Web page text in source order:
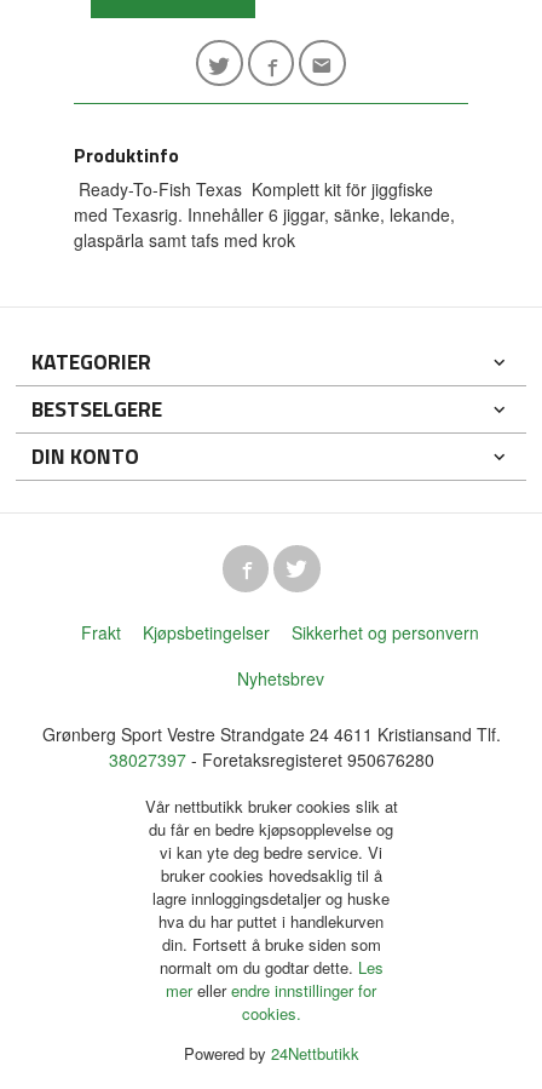
Produktinfo
Ready-To-Fish Texas Komplett kit för jiggfiske
med Texasrig. Innehåller 6 jiggar, sänke, lekande,
glaspärla samt tafs med krok
KATEGORIER
BESTSELGERE
DIN KONTO
Frakt Kjøpsbetingelser
Sikkerhet og personvern
Nyhetsbrev
Grønberg Sport Vestre Strandgate 24 4611 Kristiansand Tlf.
38027397- Foretaksregisteret 950676280
Vår nettbutikk bruker cookies slik at
du får en bedre kjøpsopplevelse og
vi kan yte deg bedre service. Vi
bruker cookies hovedsaklig til å
lagre innloggingsdetaljer og huske
hva du har puttet i handlekurven
din. Fortsett å bruke siden som
normalt om du godtar dette. Les
merellerendre innstillinger for
cookies.
Powered by 24Nettbutikk